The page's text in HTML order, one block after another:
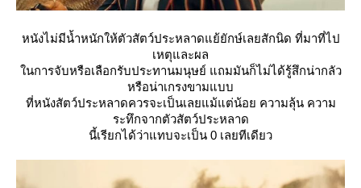
หนังไม่มีน้ำหนักให้ตัวสัตว์ประหลาดแย้ยักษ์เลยสักนิด ที่มาที่ไป
เหตุและผล
นการจับหรือเลือกรับประทานมนุษย์ แถมมันก็ไม่ได้รู้สึกน่ากลัว
หรือน่าเกรงขามแบบ
ที่หนังสัตว์ประหลาดควรจะเป็นเลยแม้แต่น้อย ความลุ้น ความ
ระทึกจากตัวสัตว์ประหลาด
นี้เรียกได้ว่าแทบจะเป็น 0 เลยทีเดียว